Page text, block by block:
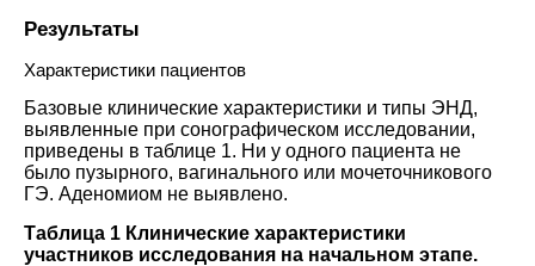
Результаты
Характеристики пациентов
Базовые клинические характеристики и типы ЭНД,
выявленные при сонографическом исследовании,
приведены в таблице 1. Ни у одного пациента не
было пузырного, вагинального или мочеточникового
ГЭ. Аденомиом не выявлено.
Таблица 1 Клинические характеристики
участников исследования на начальном этапе.